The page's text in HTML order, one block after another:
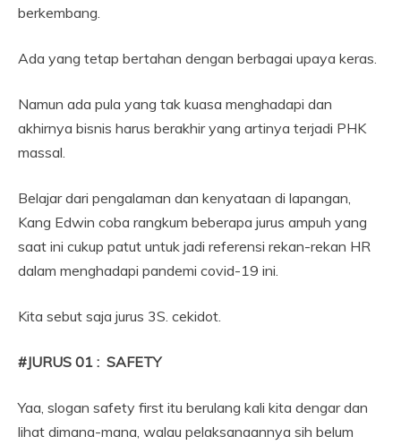
berkembang.
Ada yang tetap bertahan dengan berbagai upaya keras.
Namun ada pula yang tak kuasa menghadapi dan
akhirnya bisnis harus berakhir yang artinya terjadi PHK
massal.
Belajar dari pengalaman dan kenyataan di lapangan,
Kang Edwin coba rangkum beberapa jurus ampuh yang
saat ini cukup patut untuk jadi referensi rekan-rekan HR
dalam menghadapi pandemi covid-19 ini.
Kita sebut saja jurus 3S. cekidot.
#JURUS 01 : SAFETY
Yaa, slogan safety first itu berulang kali kita dengar dan
lihat dimana-mana, walau pelaksanaannya sih belum